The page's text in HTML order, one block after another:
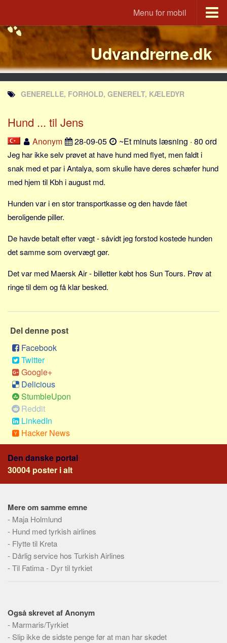
Menu for mobil
Portal
Udvandrerne.dk
Utvandrerne.no
Utvandrarna.se
Tyskland.dk
England.dk
JLKM.dk
Lande
Tyrkiet
Spanien
Frankrig
Norge
Italien
Grækenland
USA
Alle
Nøgleord
Bolig
Job
Virksomhed
Investering
Pension og opsparing
Social sikring og sundhed
Transport
Aspekter
Køb og salg
Økonomi
Jura og regler
Skatter og afgifter
Alle
Meta
Udvandrerne.dk
GENERELLE, FORHOLD, GENERELT, KÆLEDYR
Hund ... til Jens
Anonym 28-09-05 ~Et minuts læsning · 80 ord
Jeg har ikke selv prøvet at have hund med flyet, men faldt i
snak med et par i Antalya, som skulle have deres schæfer hund
med hjem til Kbh i august md.
Hunden var i en stor transportkasse og den havde fået
beroligende piller.
De havde betalt efter vægt - såvidt jeg forstod kostede hunden
det samme som overvægt gør.
Det var med Maersk Air - billetter købt hos Sun Tours. Prøv at
ringe til dem og få klar besked.
Del denne post
Facebook
Twitter
Google+
Delicious
StumbleUpon
Reddit
LinkedIn
Hacker News
Den danske portal
30004 poster i alt
Mere om samme emne
- Maja Holmlund
- Hund med tyrkish airlines
- Flytte til Kreta
- Dårlig service hos Turkish Airlines
-Til Fatima - Dyr til tyrkiet
Også skrevet af Anonym
- Marmaris/Tyrkiet
- Slip ikke de sidste penge før at man har skødet